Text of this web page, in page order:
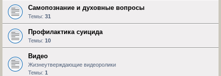
Самопознание и духовные вопросы
Темы: 31
Профилактика суицида
Темы: 10
Видео
Жизнеутверждающие видеоролики
Темы: 1